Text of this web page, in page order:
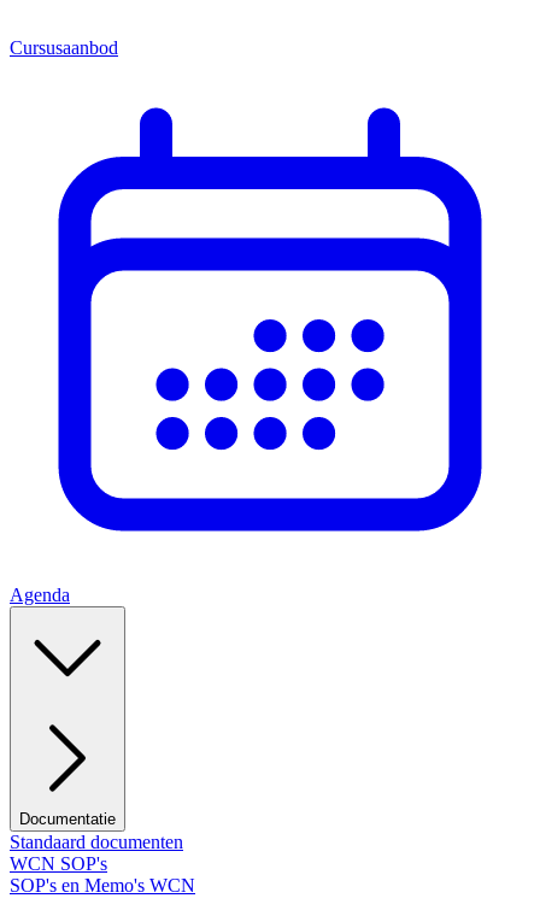
Cursusaanbod
Agenda
Documentatie
Standaard documenten
WCN SOP's
SOP's en Memo's WCN